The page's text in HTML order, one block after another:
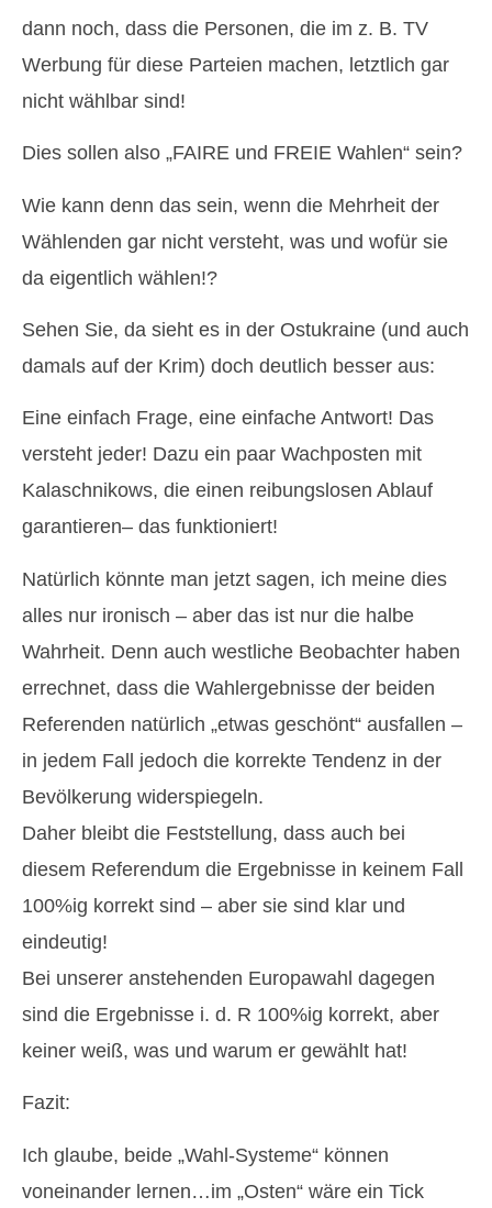
dann noch, dass die Personen, die im z. B. TV
Werbung für diese Parteien machen, letztlich gar
nicht wählbar sind!
Dies sollen also „FAIRE und FREIE Wahlen“ sein?
Wie kann denn das sein, wenn die Mehrheit der
Wählenden gar nicht versteht, was und wofür sie
da eigentlich wählen!?
Sehen Sie, da sieht es in der Ostukraine (und auch
damals auf der Krim) doch deutlich besser aus:
Eine einfach Frage, eine einfache Antwort! Das
versteht jeder! Dazu ein paar Wachposten mit
Kalaschnikows, die einen reibungslosen Ablauf
garantieren– das funktioniert!
Natürlich könnte man jetzt sagen, ich meine dies
alles nur ironisch – aber das ist nur die halbe
Wahrheit. Denn auch westliche Beobachter haben
errechnet, dass die Wahlergebnisse der beiden
Referenden natürlich „etwas geschönt“ ausfallen –
in jedem Fall jedoch die korrekte Tendenz in der
Bevölkerung widerspiegeln.
Daher bleibt die Feststellung, dass auch bei
diesem Referendum die Ergebnisse in keinem Fall
100%ig korrekt sind – aber sie sind klar und
eindeutig!
Bei unserer anstehenden Europawahl dagegen
sind die Ergebnisse i. d. R 100%ig korrekt, aber
keiner weiß, was und warum er gewählt hat!
Fazit:
Ich glaube, beide „Wahl-Systeme“ können
voneinander lernen…im „Osten“ wäre ein Tick